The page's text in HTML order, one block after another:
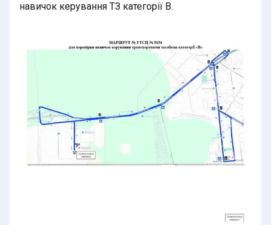
навичок керування ТЗ категорії В.